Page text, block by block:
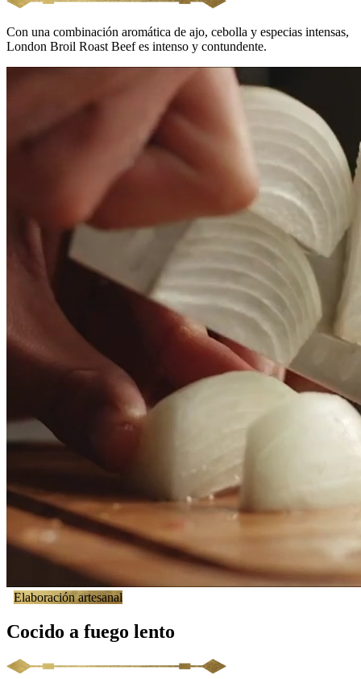
Con una combinación aromática de ajo, cebolla y especias intensas,
London Broil Roast Beef es intenso y contundente.
Elaboración artesanal
Cocido a fuego lento